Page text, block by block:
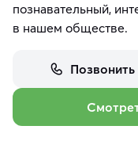
познавательный,
в нашем обществе.
Позвонить